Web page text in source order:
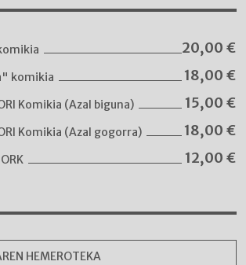
20,00 €
komikia 18,00 €
Komikia (Azal biguna) 15,00 €
Komikia (Azal gogorra) 18,00 €
12,00 €
HEMEROTEKA